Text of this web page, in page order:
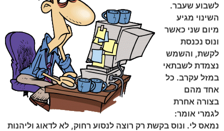
לשבוע שעבר.
השינוי מגיע
מיום שני כאשר
ונוס נכנסת
לקשת, והשמש
נצמדת לשבתאי
במזל עקרב. כל
אחד מהם
בצורה אחרת
לגמרי אומר:
נמאס לי. ונוס בקשת רק רוצה לנסוע רחוק, לא לדאוג וליהנות